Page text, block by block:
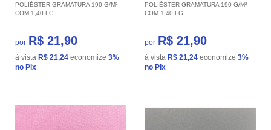
POLIÉSTER GRAMATURA 190 G/M²
COM 1,40 LG
por R$ 21,90
à vista R$ 21,24 economize 3%
no Pix
POLIÉSTER GRAMATURA 190 G/M²
COM 1,40 LG
por R$ 21,90
à vista R$ 21,24 economize 3%
no Pix